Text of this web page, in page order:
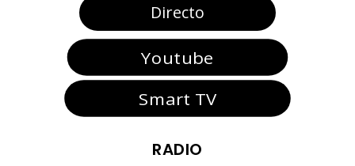
Directo
Youtube
Smart TV
RADIO